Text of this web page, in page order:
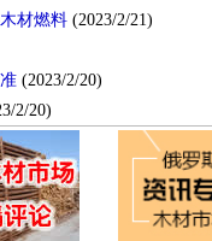
材燃料 (2023/2/21)
(2023/2/20)
2/20)